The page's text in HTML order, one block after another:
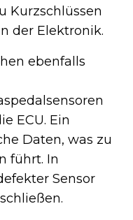
Kurzschlüssen
der Elektronik.
ebenfalls
ECU. Ein
Daten, was zu
führt. In
Sensor